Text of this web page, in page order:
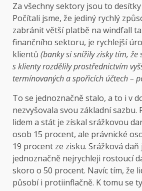
Za všechny sektory jsou to
Počítali jsme, že jediný rychlý
zabránit větší platbě na windfall
finančního sektoru, je rychlejší
klientů (banky si snížily zisky tím, že
s klienty rozdělily prostřednictvím
termínovaných a spořicích účtech –
To se jednoznačně stalo, a to i v
nezvyšovala svou základní sazbu.
lidem a stát je získal srážkovou
osob 15 procent, ale právnické
19 procent ze zisku. Srážková
jednoznačně nejrychleji rostoucí
skoro o 50 procent. Navíc tím, že
působí i protiinflačně. K tomu se